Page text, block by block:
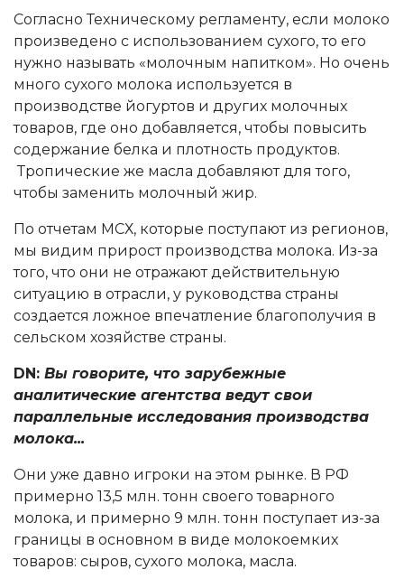
Согласно Техническому регламенту, если молоко
произведено с использованием сухого, то его
нужно называть «молочным напитком». Но очень
много сухого молока используется в
производстве йогуртов и других молочных
товаров, где оно добавляется, чтобы повысить
содержание белка и плотность продуктов.
Тропические же масла добавляют для того,
чтобы заменить молочный жир.
По отчетам МСХ, которые поступают из регионов,
мы видим прирост производства молока. Из-за
того, что они не отражают действительную
ситуацию в отрасли, у руководства страны
создается ложное впечатление благополучия в
сельском хозяйстве страны.
DN: Вы говорите, что зарубежные
аналитические агентства ведут свои
параллельные исследования производства
молока...
Они уже давно игроки на этом рынке. В РФ
примерно 13,5 млн. тонн своего товарного
молока, и примерно 9 млн. тонн поступает из-за
границы в основном в виде молокоемких
товаров: сыров, сухого молока, масла.